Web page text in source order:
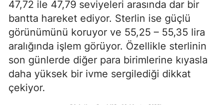
47,72 ile 47,79 seviyeleri arasında dar bir
bantta hareket ediyor. Sterlin ise güçlü
görünümünü koruyor ve 55,25 – 55,35 lira
aralığında işlem görüyor. Özellikle sterlinin
son günlerde diğer para birimlerine kıyasla
daha yüksek bir ivme sergilediği dikkat
çekiyor.